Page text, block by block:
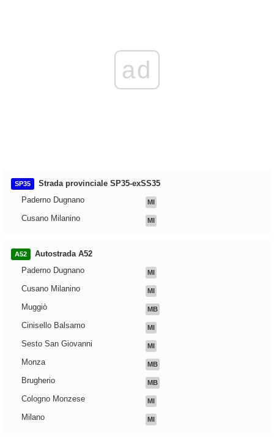
ad
SP35
Strada provinciale SP35-exSS35
Paderno Dugnano
MI
Cusano Milanino MI
A52
Autostrada A52
Paderno Dugnano
MI
Cusano Milanino MI
Muggiò MB
Cinisello Balsamo MI
Sesto San Giovanni MI
Monza MB
Brugherio MB
Cologno Monzese MI
Milano MI